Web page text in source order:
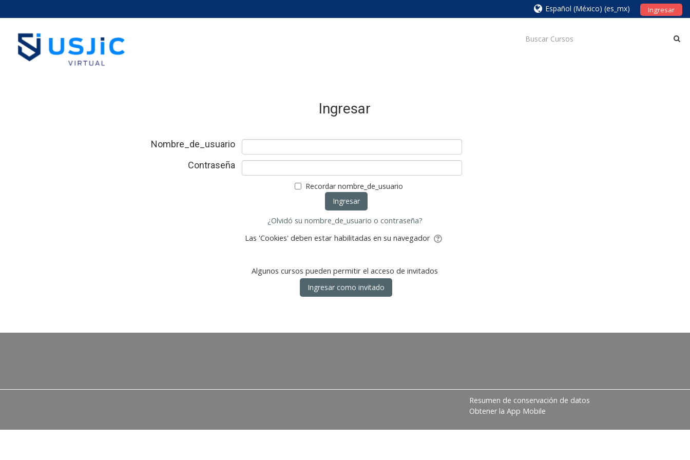
Ingresar
Español (México) ‎(es_mx)‎
Ingresar
Nombre_de_usuario
Contraseña
Recordar nombre_de_usuario
¿Olvidó su nombre_de_usuario o contraseña?
Las 'Cookies' deben estar habilitadas en su navegador
Algunos cursos pueden permitir el acceso de invitados
Resumen de conservación de datos
Obtener la App Mobile